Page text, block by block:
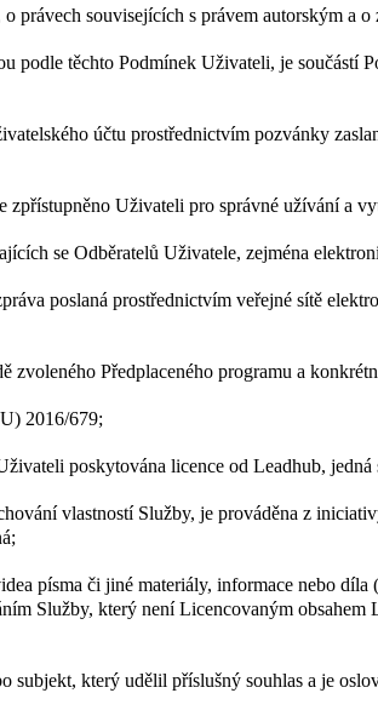
právech souvisejících s právem autorským a
podle těchto Podmínek Uživateli, je součástí
účtu prostřednictvím pozvánky
zpřístupněno Uživateli pro správné užívání a
se Odběratelů Uživatele, zejména
poslaná prostřednictvím veřejné sítě
zvoleného Předplaceného programu a
2016/679;
poskytována licence od Leadhub,
vlastností Služby, je prováděna z
písma či jiné materiály, informace nebo
Služby, který není Licencovaným
subjekt, který udělil příslušný souhlas a je